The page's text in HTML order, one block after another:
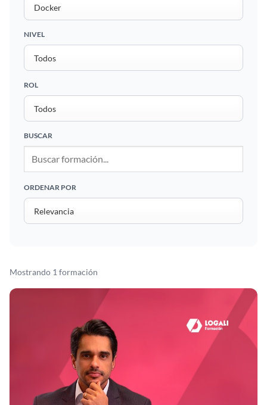
NIVEL
ROL
BUSCAR
ORDENAR POR
Mostrando 1 formación